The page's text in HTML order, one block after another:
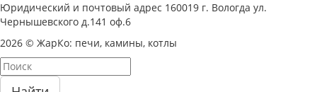
Юридический и почтовый адрес 160019 г. Вологда ул.
Чернышевского д.141 оф.6
2026 © ЖарКо: печи, камины, котлы